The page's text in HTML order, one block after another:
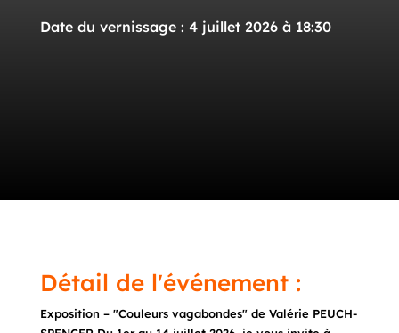
Date du vernissage : 4 juillet 2026 à 18:30
Détail de l'événement :
Exposition – "Couleurs vagabondes" de Valérie PEUCH-